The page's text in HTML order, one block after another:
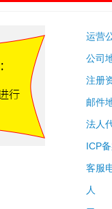
运营
公司
注册
邮件
法人
ICP
客服
人